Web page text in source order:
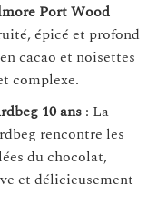
Port Wood
épicé et profond
cacao et noisettes
complexe.
10 ans: La
rencontre les
du chocolat,
et délicieusement